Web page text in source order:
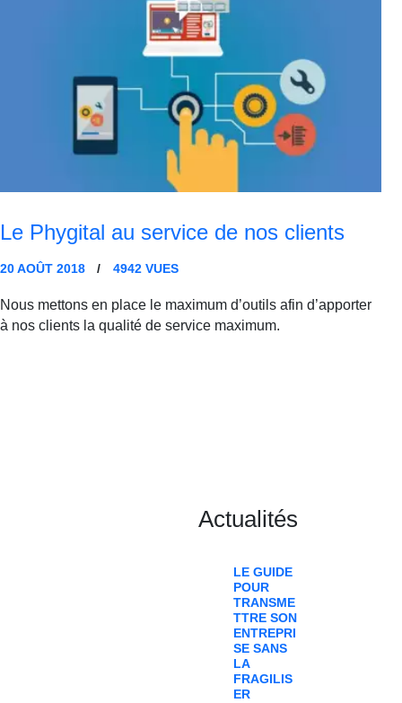
Le Phygital au service de nos clients
20 AOÛT 2018 4942 VUES
Nous mettons en place le maximum d’outils afin d’apporter
à nos clients la qualité de service maximum.
Actualités
LE GUIDE
POUR
TRANSME
TTRE SON
ENTREPRI
SE SANS
LA
FRAGILIS
ER